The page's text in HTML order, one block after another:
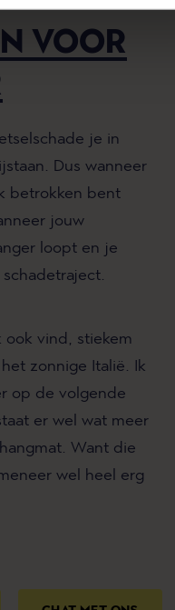
VOOR
je in
Dus wanneer
betrokken bent
jouw
loopt en je
ook vind, stiekem
zonnige Italië. Ik
op de volgende
er wel wat meer
Want die
wel heel erg